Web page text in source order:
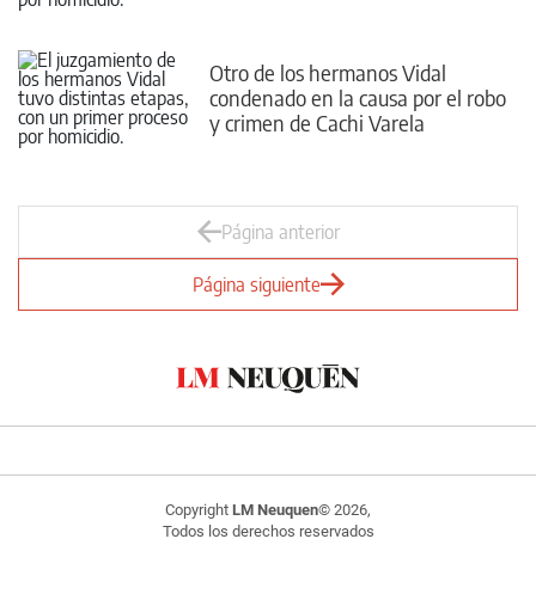
Otro de los hermanos Vidal
condenado en la causa por el robo
y crimen de Cachi Varela
Página anterior
Página siguiente
Copyright LM Neuquen© 2026,
Todos los derechos reservados